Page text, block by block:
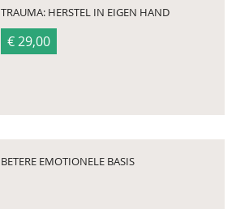
TRAUMA: HERSTEL IN EIGEN HAND
€ 29,00
BETERE EMOTIONELE BASIS